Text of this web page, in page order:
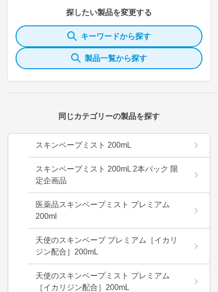
探したい製品を変更する
キーワードから探す
製品一覧から探す
同じカテゴリーの製品を探す
スキンベープミスト 200mL
スキンベープミスト 200mL 2本パック 限
定企画品
医薬品スキンベープミスト プレミアム
200ml
天使のスキンベープ プレミアム［イカリ
ジン配合］200mL
天使のスキンベープミスト プレミアム
［イカリジン配合］200mL